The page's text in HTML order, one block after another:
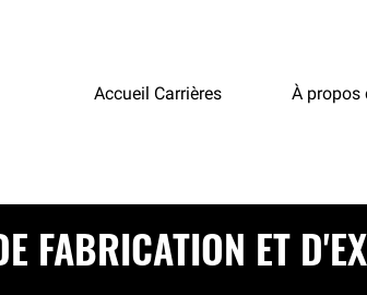
Accueil Carrières À propos
FABRICATION ET